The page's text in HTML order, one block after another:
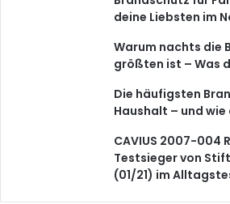
deine Liebsten im
Warum nachts die
größten ist – Was
Die häufigsten
Haushalt – und
CAVIUS 2007-004
Testsieger von
(01/21) im